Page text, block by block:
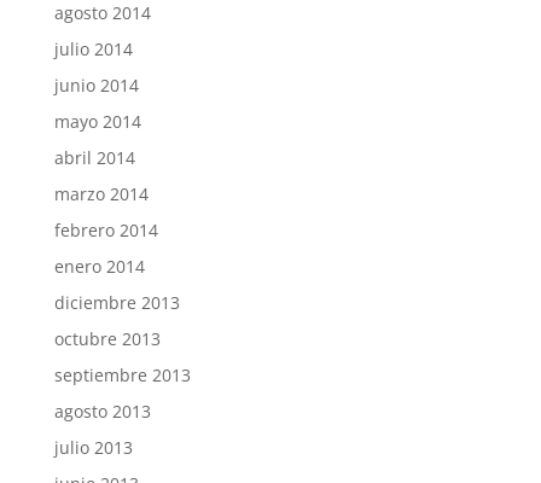
agosto 2014
julio 2014
junio 2014
mayo 2014
abril 2014
marzo 2014
febrero 2014
enero 2014
diciembre 2013
octubre 2013
septiembre 2013
agosto 2013
julio 2013